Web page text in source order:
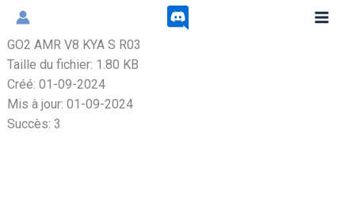
Aller
contenu
GO2 AMR V8 KYA S R03
Taille du fichier: 1.80 KB
Créé: 01-09-2024
Mis à jour: 01-09-2024
Succès: 3